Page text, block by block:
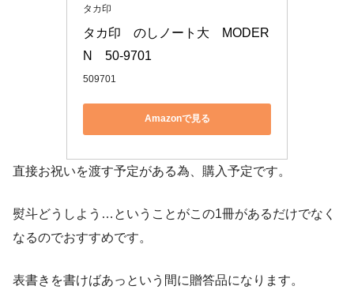
タカ印
タカ印　のしノート大　MODER
N　50-9701
509701
Amazonで見る
直接お祝いを渡す予定がある為、購入予定です。
熨斗どうしよう…ということがこの1冊があるだけでなく
なるのでおすすめです。
表書きを書けばあっという間に贈答品になります。